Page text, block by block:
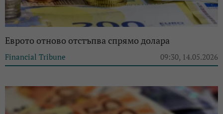
Еврото отново отстъпва спрямо долара
Financial Tribune 09:30, 14.05.2026